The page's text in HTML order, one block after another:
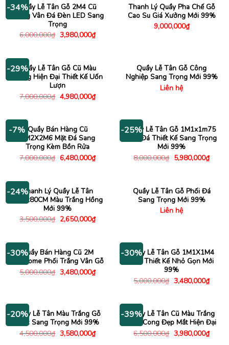
-34%Quầy Lễ Tân Gỗ 2M4 Cũ
Trắng Vân Đá Đèn LED Sang
Trọng
6,000,000₫ Giá
gốc
3,980,000₫Giá
hiện
Thanh Lý Quầy Pha Chế Gỗ
Cao Su Giá Xưởng Mới 99%
9,000,000₫
-29%Quầy Lễ Tân Gỗ Cũ Màu
Trắng Hiện Đại Thiết Kế Uốn
Lượn
7,000,000₫ Giá
gốc
4,980,000₫Giá
hiện
4,980,000₫.
Quầy Lễ Tân Gỗ Công
Nghiệp Sang Trọng Mới 99%
Liên hệ
-7% Quầy Bán Hàng Cũ
3M2X2M6 Mặt Đá Sang
Trọng Kèm Bồn Rửa
7,000,000₫ Giá
gốc
6,480,000₫Giá
hiện
-25%
Quầy Lễ Tân Gỗ 1M1x1m75
Vân Đá Thiết Kế Sang Trọng
Mới 99%
8,000,000₫ Giá
gốc
5,980,000₫Giá
hiện
-24%Thanh Lý Quầy Lễ Tân
1M2x80CM Màu Trắng Hồng
Mới 99%
3,500,000₫ Giá
gốc
2,650,000₫Giá
hiện
2,650,000₫.
Quầy Lễ Tân Gỗ Phối Đá
Sang Trọng Mới 99%
Liên hệ
-30%Quầy Bán Hàng Cũ 2M
Welcome Phối Trắng Vân Gỗ
5,000,000₫ Giá
gốc
3,480,000₫Giá
hiện
-30%
Quầy Lễ Tân Gỗ 1M1X1M4
Nâu Thiết Kế Nhỏ Gọn Mới
99%
5,000,000₫ Giá
gốc
3,480,000₫Giá
hiện
-20%
Quầy Lễ Tân Màu Trắng Gỗ
Mộc Sang Trọng Mới 99%
4,500,000₫ Giá
gốc
3,580,000₫Giá
hiện
-39%
Quầy Lễ Tân Cũ Màu Trắng
Uốn Cong Đẹp Mắt Hiện Đại
6,500,000₫ Giá
gốc
3,980,000₫Giá
hiện